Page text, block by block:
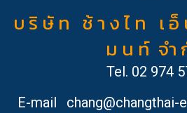
บ ริ ษั ท ช้ า ง ไ ท เ อ็
ม น ท์ จำ
Tel. 02 974
E-mail